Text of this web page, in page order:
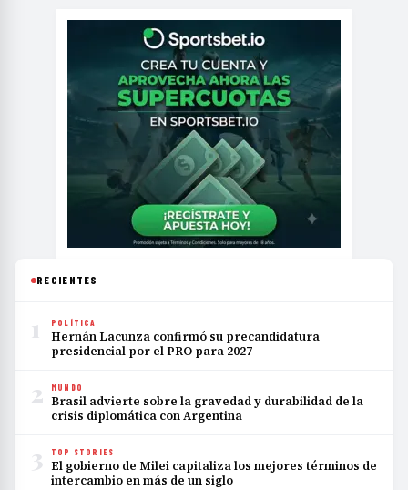
RECIENTES
1 POLÍTICA
Hernán Lacunza confirmó su precandidatura
presidencial por el PRO para 2027
2 MUNDO
Brasil advierte sobre la gravedad y durabilidad de la
crisis diplomática con Argentina
3 TOP STORIES
El gobierno de Milei capitaliza los mejores términos de
intercambio en más de un siglo